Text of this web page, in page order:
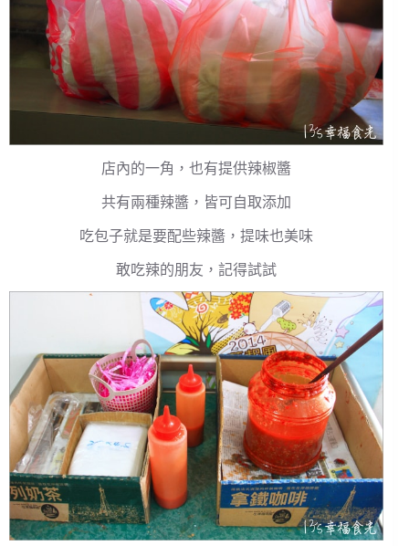
店內的一角，也有提供辣椒醬
共有兩種辣醬，皆可自取添加
吃包子就是要配些辣醬，提味也美味
敢吃辣的朋友，記得試試